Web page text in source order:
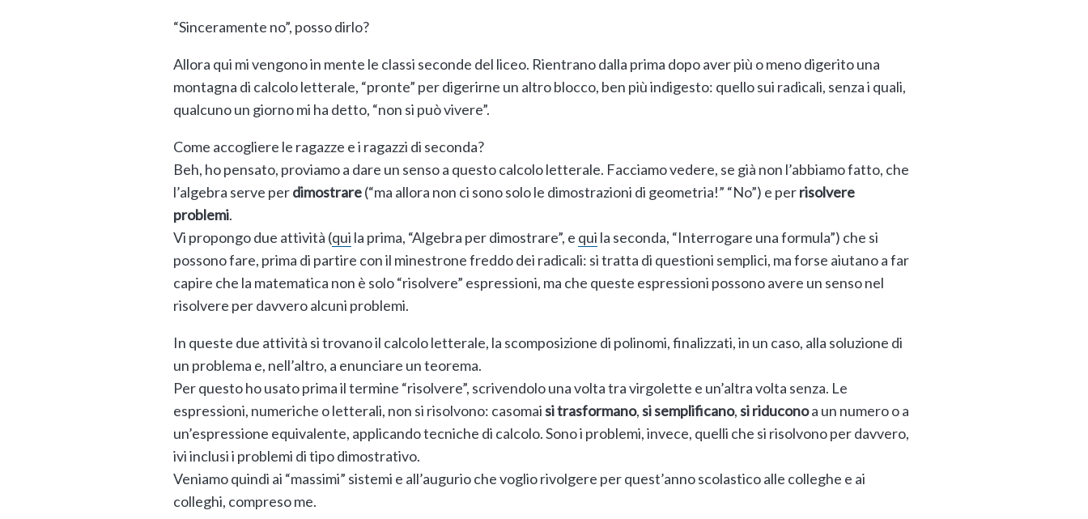
“Sinceramente no”, posso dirlo?
Allora qui mi vengono in mente le classi seconde del liceo. Rientrano dalla prima dopo aver più o meno digerito una
montagna di calcolo letterale, “pronte” per digerirne un altro blocco, ben più indigesto: quello sui radicali, senza i quali,
qualcuno un giorno mi ha detto, “non si può vivere”.
Come accogliere le ragazze e i ragazzi di seconda?
Beh, ho pensato, proviamo a dare un senso a questo calcolo letterale. Facciamo vedere, se già non l’abbiamo fatto, che
l’algebra serve perdimostrare(“ma allora non ci sono solo le dimostrazioni di geometria!” “No”) e perrisolvere
problemi.
Vi propongo due attività (qui la prima, “Algebra per dimostrare”, e qui la seconda, “Interrogare una formula”) che si
possono fare, prima di partire con il minestrone freddo dei radicali: si tratta di questioni semplici, ma forse aiutano a far
capire che la matematica non è solo “risolvere” espressioni, ma che queste espressioni possono avere un senso nel
risolvere per davvero alcuni problemi.
In queste due attività si trovano il calcolo letterale, la scomposizione di polinomi, finalizzati, in un caso, alla soluzione di
un problema e, nell’altro, a enunciare un teorema.
Per questo ho usato prima il termine “risolvere”, scrivendolo una volta tra virgolette e un’altra volta senza. Le
espressioni, numeriche o letterali, non si risolvono: casomaisi trasformano,si semplificano,si riduconoa un numero o a
un’espressione equivalente, applicando tecniche di calcolo. Sono i problemi, invece, quelli che si risolvono per davvero,
ivi inclusi i problemi di tipo dimostrativo.
Veniamo quindi ai “massimi” sistemi e all’augurio che voglio rivolgere per quest’anno scolastico alle colleghe e ai
colleghi, compreso me.